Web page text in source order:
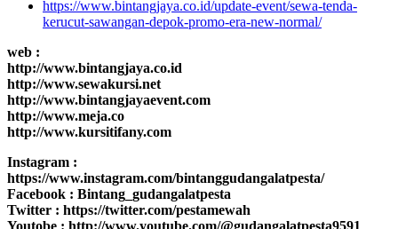
https://www.bintangjaya.co.id/update-event/sewa-tenda-
kerucut-sawangan-depok-promo-era-new-normal/
web :
http://www.bintangjaya.co.id
http://www.sewakursi.net
http://www.bintangjayaevent.com
http://www.meja.co
http://www.kursitifany.com
Instagram :
https://www.instagram.com/bintanggudangalatpesta/
Facebook : Bintang_gudangalatpesta
Twitter : https://twitter.com/pestamewah
Youtobe : http://www.youtube.com/@gudangalatpesta9591